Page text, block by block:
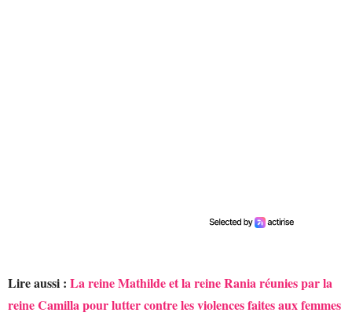
Lire aussi : La reine Mathilde et la reine Rania réunies par la
reine Camilla pour lutter contre les violences faites aux femmes